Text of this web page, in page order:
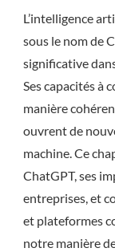
L’intelligence
sous le nom de
significative
Ses capacités à
manière
ouvrent de
machine. Ce
ChatGPT, ses
entreprises, et
et plateformes
notre manière